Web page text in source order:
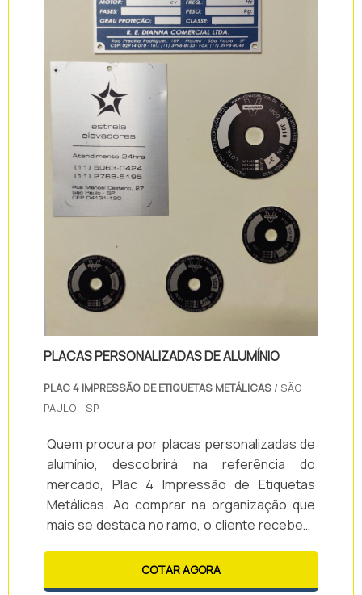
PLACAS PERSONALIZADAS DE ALUMÍNIO
PLAC 4 IMPRESSÃO DE ETIQUETAS METÁLICAS / SÃO
PAULO - SP
Quem procura por placas personalizadas de
alumínio, descobrirá na referência do
mercado, Plac 4 Impressão de Etiquetas
Metálicas. Ao comprar na organização que
mais se destaca no ramo, o cliente receberá
garantia de adquirir produtos que solucionem
qualquer demanda.MAIS INFORMAÇÕES
COTAR AGORA